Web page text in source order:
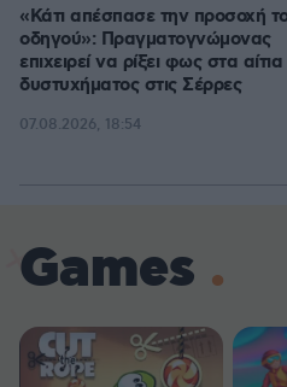
«Κάτι απέσπασε την προσοχή
οδηγού»: Πραγματογνώμονας
επιχειρεί να ρίξει φως στα
δυστυχήματος στις Σέρρες
07.08.2026, 18:54
Games